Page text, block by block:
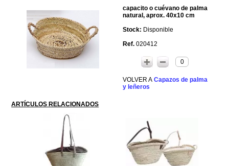
capacito o cuévano de palma
natural, aprox. 40x10 cm
Disponible
020412
0
Capazos de palma
y leñeros
ARTÍCULOS RELACIONADOS